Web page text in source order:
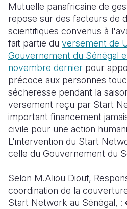
Mutuelle panafricaine de
repose sur des facteurs de
scientifiques convenus à
fait partie du versement de
Gouvernement du Sénégal
novembre dernier pour
précoce aux personnes
sécheresse pendant la
versement reçu par Start
important financement
civile pour une action
L'intervention du Start
celle du Gouvernement du
Selon M.Aliou Diouf,
coordination de la
Start Network au Sénégal, :